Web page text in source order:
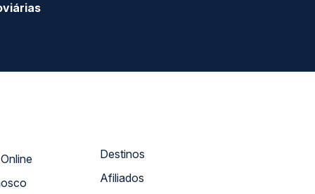
Atendimento Online
Destinos
Afiliados